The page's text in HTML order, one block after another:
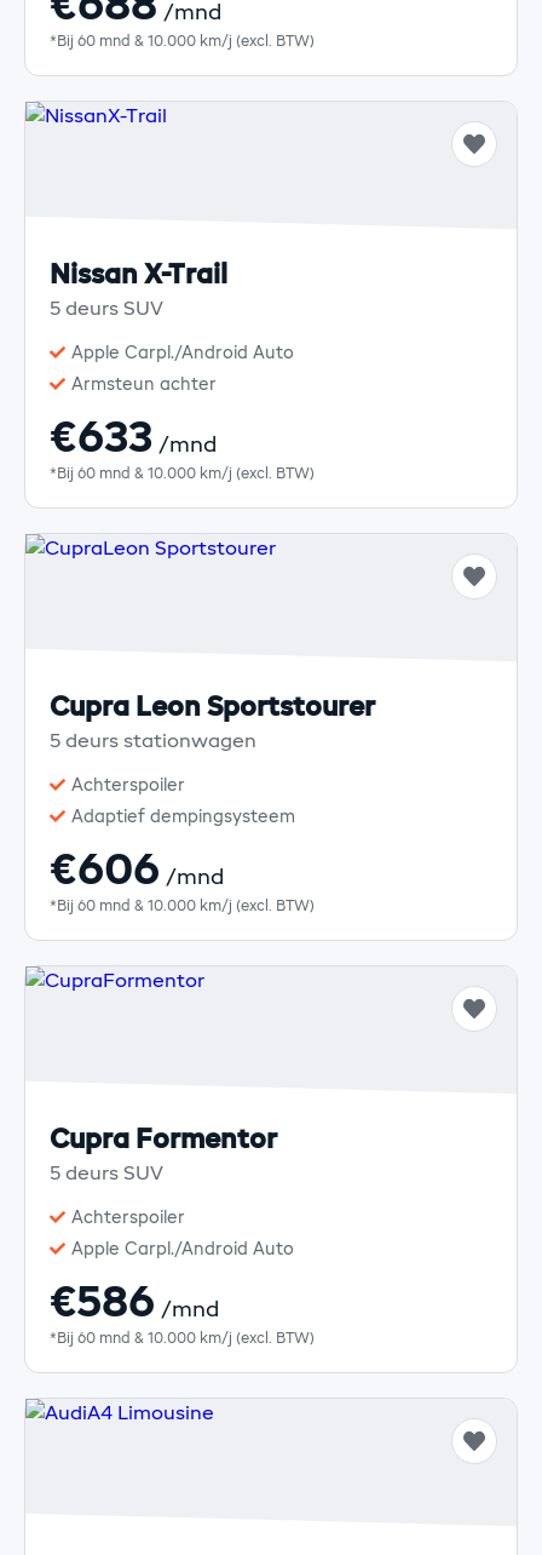
/mnd
*Bij 60 mnd & 10.000 km/j (excl. BTW)
Nissan X-Trail
5 deurs SUV
Apple Carpl./Android Auto
Armsteun achter
€633 /mnd
*Bij 60 mnd & 10.000 km/j (excl. BTW)
Cupra Leon Sportstourer
5 deurs stationwagen
Achterspoiler
Adaptief dempingsysteem
€606 /mnd
*Bij 60 mnd & 10.000 km/j (excl. BTW)
Cupra Formentor
5 deurs SUV
Achterspoiler
Apple Carpl./Android Auto
€586 /mnd
*Bij 60 mnd & 10.000 km/j (excl. BTW)